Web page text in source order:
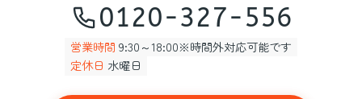
0120-327-556
営業時間 9:30～18:00※時間外対応可能です
定休日 水曜日